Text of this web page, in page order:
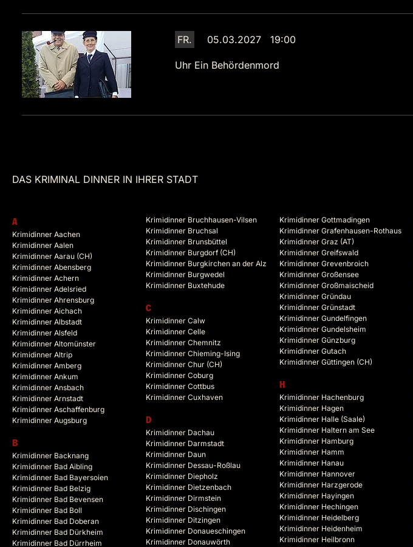
FR. 05.03.2027 19:00
Uhr Ein Behördenmord
DAS KRIMINAL DINNER IN IHRER STADT
A
Krimidinner Aachen
Krimidinner Aalen
Krimidinner Aarau (CH)
Krimidinner Abensberg
Krimidinner Achern
Krimidinner Adelsried
Krimidinner Ahrensburg
Krimidinner Aichach
Krimidinner Albstadt
Krimidinner Alsfeld
Krimidinner Altomünster
Krimidinner Altrip
Krimidinner Amberg
Krimidinner Ankum
Krimidinner Ansbach
Krimidinner Arnstadt
Krimidinner Aschaffenburg
Krimidinner Augsburg
B
Krimidinner Backnang
Krimidinner Bad Aibling
Krimidinner Bad Bayersoien
Krimidinner Bad Belzig
Krimidinner Bad Bevensen
Krimidinner Bad Boll
Krimidinner Bad Doberan
Krimidinner Bad Dürkheim
Krimidinner Bad Dürrheim
Krimidinner Bruchhausen-Vilsen
Krimidinner Bruchsal
Krimidinner Brunsbüttel
Krimidinner Burgdorf (CH)
Krimidinner Burgkirchen an der Alz
Krimidinner Burgwedel
Krimidinner Buxtehude
C
Krimidinner Calw
Krimidinner Celle
Krimidinner Chemnitz
Krimidinner Chieming-Ising
Krimidinner Chur (CH)
Krimidinner Coburg
Krimidinner Cottbus
Krimidinner Cuxhaven
D
Krimidinner Dachau
Krimidinner Darmstadt
Krimidinner Daun
Krimidinner Dessau-Roßlau
Krimidinner Diepholz
Krimidinner Dietzenbach
Krimidinner Dirmstein
Krimidinner Dischingen
Krimidinner Ditzingen
Krimidinner Donaueschingen
Krimidinner Donauwörth
Krimidinner Gottmadingen
Krimidinner Grafenhausen-Rothaus
Krimidinner Graz (AT)
Krimidinner Greifswald
Krimidinner Grevenbroich
Krimidinner Großensee
Krimidinner Großmaischeid
Krimidinner Gründau
Krimidinner Grünstadt
Krimidinner Gundelfingen
Krimidinner Gundelsheim
Krimidinner Günzburg
Krimidinner Gutach
Krimidinner Güttingen (CH)
H
Krimidinner Hachenburg
Krimidinner Hagen
Krimidinner Halle (Saale)
Krimidinner Haltern am See
Krimidinner Hamburg
Krimidinner Hamm
Krimidinner Hanau
Krimidinner Hannover
Krimidinner Harzgerode
Krimidinner Hayingen
Krimidinner Hechingen
Krimidinner Heidelberg
Krimidinner Heidenheim
Krimidinner Heilbronn